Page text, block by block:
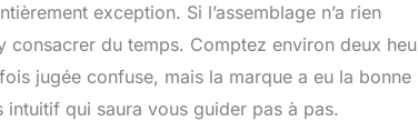
exception. Si l’assemblage n’a rien
consacrer du temps. Comptez environ deux
jugée confuse, mais la marque a eu la bonne
qui saura vous guider pas à pas.